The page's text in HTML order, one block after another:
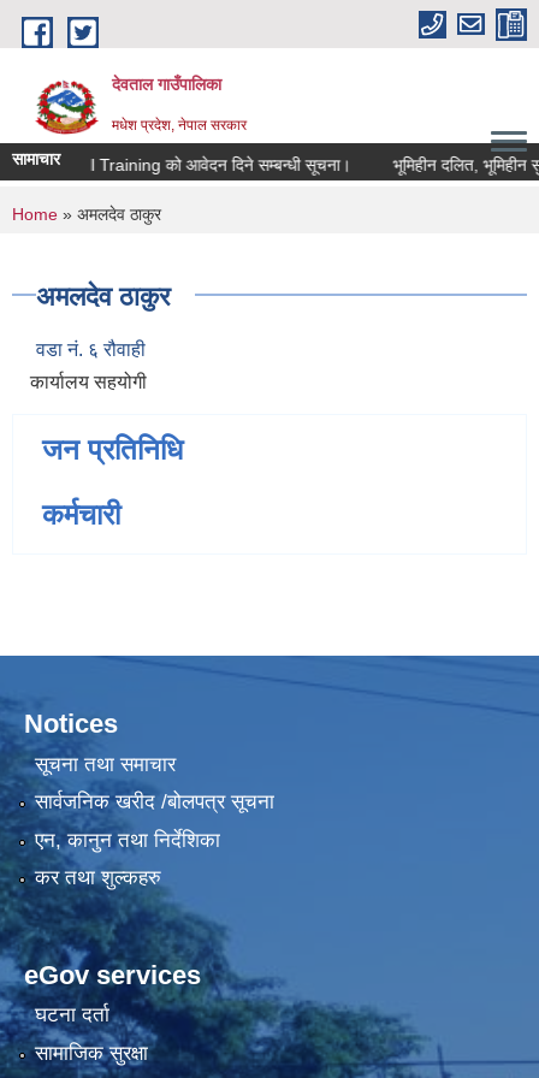
Skip to main content
देवताल गाउँपालिका
मधेश प्रदेश, नेपाल सरकार
सामाचार
Digital Skill Training को आवेदन दिने सम्बन्धी सूचना। भूमिहीन दलित, भूमिहीन
You are here
Home » अमलदेव ठाकुर
अमलदेव ठाकुर
वडा नं. ६ रौवाही
कार्यालय सहयोगी
जन प्रतिनिधि
कर्मचारी
Notices
सूचना तथा समाचार
सार्वजनिक खरीद /बोलपत्र सूचना
एन, कानुन तथा निर्देशिका
कर तथा शुल्कहरु
eGov services
घटना दर्ता
सामाजिक सुरक्षा